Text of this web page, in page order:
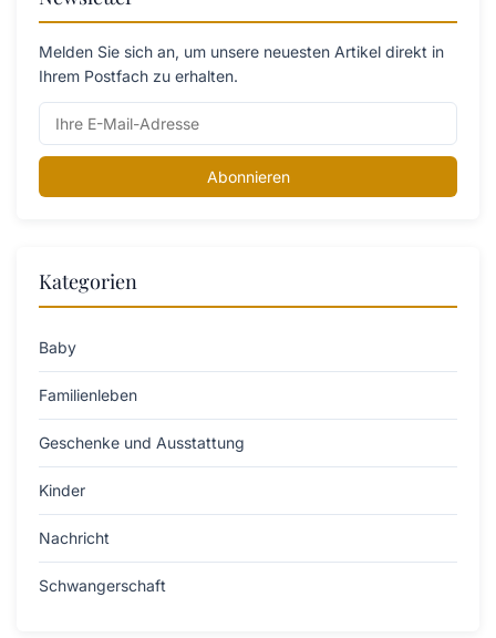
Melden Sie sich an, um unsere neuesten Artikel direkt in
Ihrem Postfach zu erhalten.
Abonnieren
Kategorien
Baby
Familienleben
Geschenke und Ausstattung
Kinder
Nachricht
Schwangerschaft